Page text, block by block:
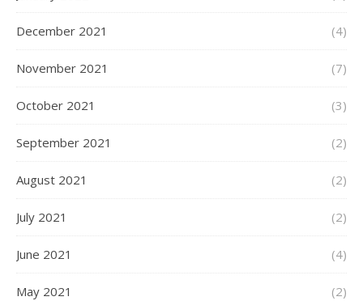
December 2021 (4)
November 2021 (7)
October 2021 (3)
September 2021 (2)
August 2021 (2)
July 2021 (2)
June 2021 (4)
May 2021 (2)